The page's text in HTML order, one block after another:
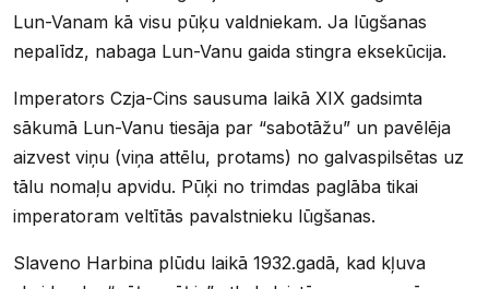
Lun-Vanam kā visu pūķu valdniekam. Ja lūgšanas
nepalīdz, nabaga Lun-Vanu gaida stingra eksekūcija.
Imperators Czja-Cins sausuma laikā XIX gadsimta
sākumā Lun-Vanu tiesāja par “sabotāžu” un pavēlēja
aizvest viņu (viņa attēlu, protams) no galvaspilsētas uz
tālu nomaļu apvidu. Pūķi no trimdas paglāba tikai
imperatoram veltītās pavalstnieku lūgšanas.
Slaveno Harbina plūdu laikā 1932.gadā, kad kļuva